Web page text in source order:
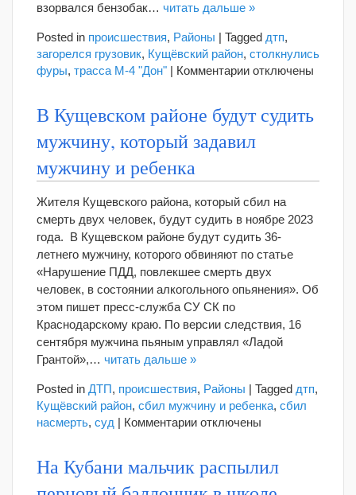
взорвался бензобак… читать дальше »
Posted in происшествия, Районы | Tagged дтп,
загорелся грузовик, Кущёвский район, столкнулись
фуры, трасса М-4 "Дон" | Комментариик
Кубани
фура
с
другим
грузовиком
отключены
В Кущевском районе будут судить
мужчину, который задавил
мужчину и ребенка
Жителя Кущевского района, который сбил на
смерть двух человек, будут судить в ноябре 2023
года. В Кущевском районе будут судить 36-
летнего мужчину, которого обвиняют по статье
«Нарушение ПДД, повлекшее смерть двух
человек, в состоянии алкогольного опьянения». Об
этом пишет пресс-служба СУ СК по
Краснодарскому краю. По версии следствия, 16
сентября мужчина пьяным управлял «Ладой
Грантой»,… читать дальше »
Posted in ДТП, происшествия, Районы | Tagged дтп,
Кущёвский район, сбил мужчину и ребенка, сбил
насмерть, суд | Комментариик
Кущевском
районе
отключены
На Кубани мальчик распылил